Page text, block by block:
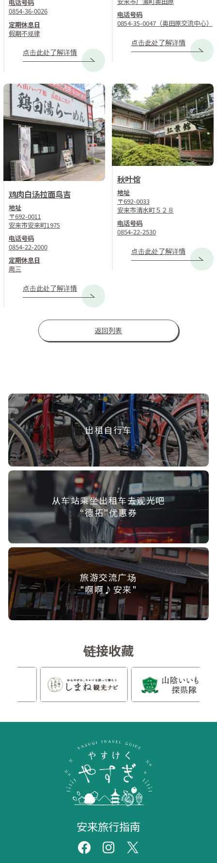
电话号码
0854-36-0026
定期休息日
假期不规律
点击此处了解详情
电话号码
0854-35-0047（奥田原交流中心）
点击此处了解详情
鸡肉白汤拉面鸟吉
地址
〒692-0011
安来市安来町1975
电话号码
0854-22-2000
定期休息日
周三
点击此处了解详情
秋叶馆
地址
〒692-0033
安来市清水町５２８
电话号码
0854-22-2530
点击此处了解详情
返回列表
出租自行车
从车站乘坐出租车去观光吧
“德拓”优惠券
旅游交流广场
"啊啊♪安来"
链接收藏
安来旅行指南